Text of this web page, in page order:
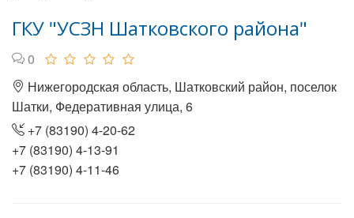
ГКУ "УСЗН Шатковского района"
0
Нижегородская область, Шатковский район, поселок
Шатки, Федеративная улица, 6
+7 (83190) 4-20-62
+7 (83190) 4-13-91
+7 (83190) 4-11-46